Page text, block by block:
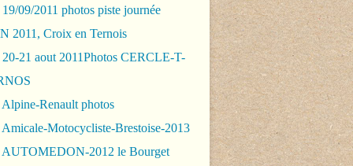
09/2011 photos piste journée
2011, Croix en Ternois
21 aout 2011Photos CERCLE-T-
Renault photos
Motocycliste-Brestoise-2013
2012 le Bourget